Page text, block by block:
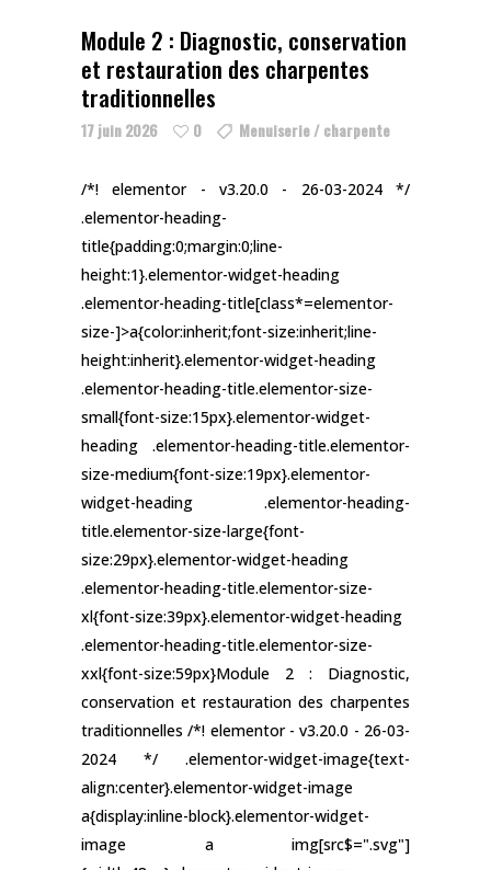
Module 2 : Diagnostic, conservation
et restauration des charpentes
traditionnelles
17 juin 2026 0 Menuiserie / charpente
/*! elementor - v3.20.0 - 26-03-2024 */
.elementor-heading-
title{padding:0;margin:0;line-
height:1}.elementor-widget-heading
.elementor-heading-title[class*=elementor-
size-]>a{color:inherit;font-size:inherit;line-
height:inherit}.elementor-widget-heading
.elementor-heading-title.elementor-size-
small{font-size:15px}.elementor-widget-
heading .elementor-heading-title.elementor-
size-medium{font-size:19px}.elementor-
widget-heading .elementor-heading-
title.elementor-size-large{font-
size:29px}.elementor-widget-heading
.elementor-heading-title.elementor-size-
xl{font-size:39px}.elementor-widget-heading
.elementor-heading-title.elementor-size-
xxl{font-size:59px}Module 2 : Diagnostic,
conservation et restauration des charpentes
traditionnelles /*! elementor - v3.20.0 - 26-03-
2024 */ .elementor-widget-image{text-
align:center}.elementor-widget-image
a{display:inline-block}.elementor-widget-
image a img[src$=".svg"]